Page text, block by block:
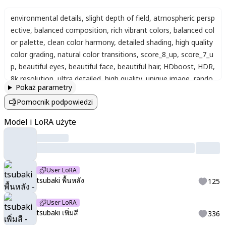
environmental details, slight depth of field, atmospheric persp
ective, balanced composition, rich vibrant colors, balanced col
or palette, clean color harmony, detailed shading, high quality
color grading, natural color transitions, score_8_up, score_7_u
p, beautiful eyes, beautiful face, beautiful hair, HDboost, HDR,
8k resolution ultra detailed high quality, unique image rando
m character, full body
me illustration. great quality
Pokaż parametry
Pomocnik podpowiedzi
Model i LoRA użyte
User LoRA
tsubaki พื้นหลัง 125
User LoRA
tsubaki เพิ่มสี 336